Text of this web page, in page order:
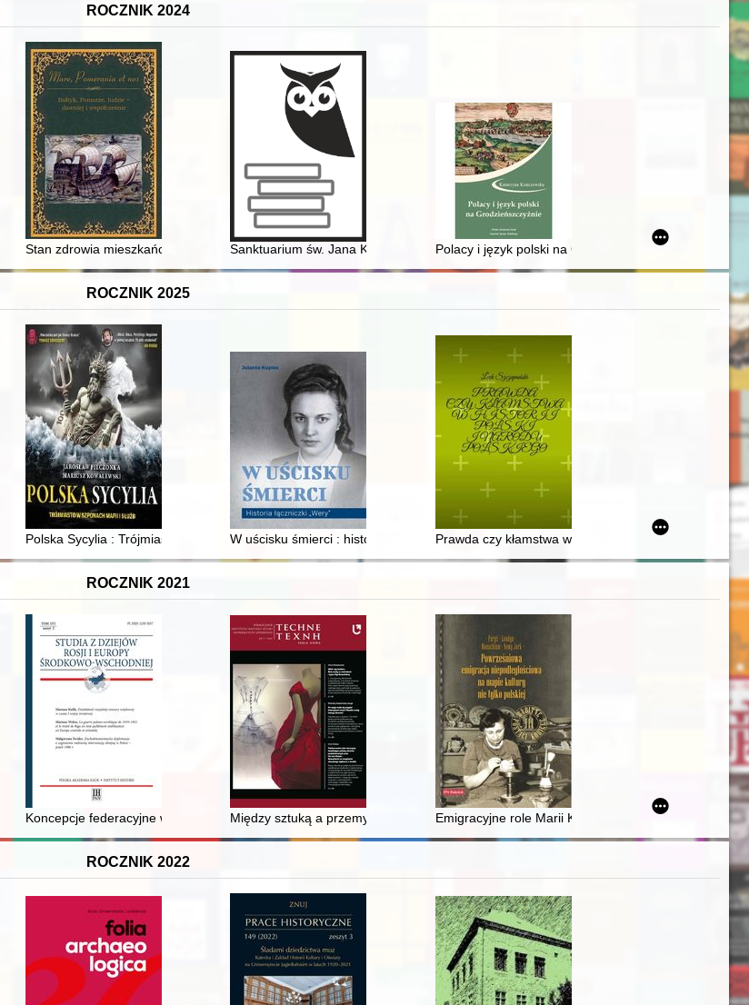
ROCZNIK 2024
3-10 sierpnia 2024 r.)
XVIII-XX w
Stan zdrowia mieszkańców regionu słupskiego po II wojnie światowej w liczbach i zestawieniach
Sanktuarium św. Jana Kantego w KętachPolacy i język polski na Grodzieńszczyźnie
ROCZNIK 2025
i na Bliskim Wschodzie (1941-1945) w świetle dokumentów polskich
: TTT : "kolorowy ptak" : praca zbiorowa
Polska Sycylia : Trójmiasto w szponach mafii i służbW uścisku śmierci : historia łączniczki "Wery"Prawda czy kłamstwa w historii Polski i narodu
ROCZNIK 2021
powiatu olsztyńskiego w 1945 r. do pracy w ZSRR = Deportations of the inhabitants of the former Olsztyn district in 1945
Koncepcje federacyjne w II RzeczypospolitejMiędzy sztuką a przemysłem : postawa Charlesa Fredericka Wortha wobec przemian
Emigracyjne role Marii Kuncewiczowej : penclubowa
ROCZNIK 2022